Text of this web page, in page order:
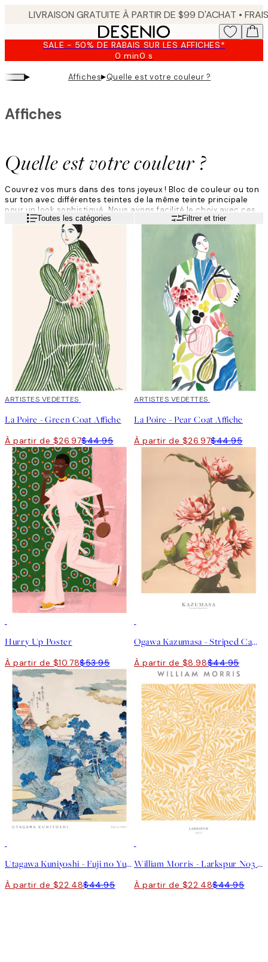
SALE - 50% DE RABAIS SUR LES AFFICHES*
0 min0 s
Valable
:
▸ Affiches▸Quelle est votre couleur ?
Quelle est votre couleur ?
Affiches
Couvrez vos murs dans des tons joyeux ! Bloc de couleur ou ton
sur ton avec différentes teintes de la même teinte principale
pour un look sophistiqué. Nous avons facilité le choix avec ces
éditions d’art dynamiques !
Lire la suiteToutes les catégories Filtrer et trier
40%*
ARTISTES VEDETTES
La Poire - Green Coat Affiche
À partir de $26.97$44.95
40%*
ARTISTES VEDETTES
La Poire - Pear Coat Affiche
À partir de $26.97$44.95
Hurry Up Poster
À partir de $10.78$53.95
Ogawa Kazumasa - Striped Camellias Affiche
À partir de $8.98$44.95
Utagawa Kuniyoshi - Fuji no Yukei Affiche
À partir de $22.48$44.95
William Morris - Larkspur No3 Affiche
À partir de $22.48$44.95